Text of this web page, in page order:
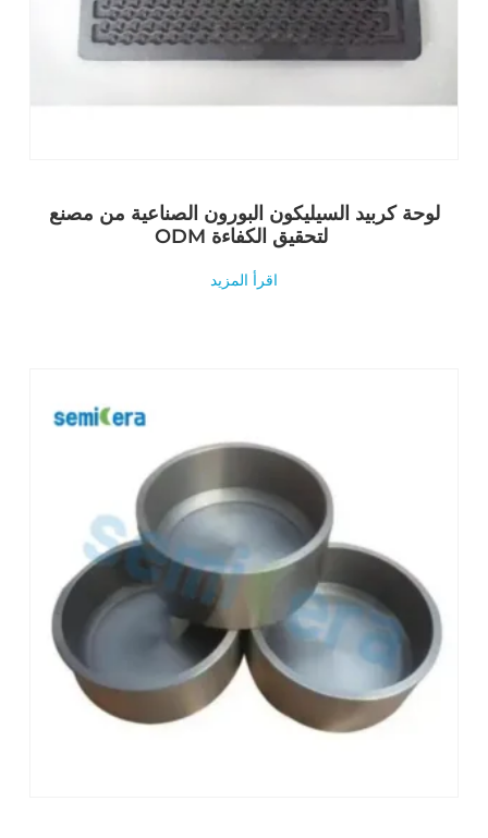
لوحة كربيد السيليكون البورون الصناعية من مصنع
اقرأ المزيد